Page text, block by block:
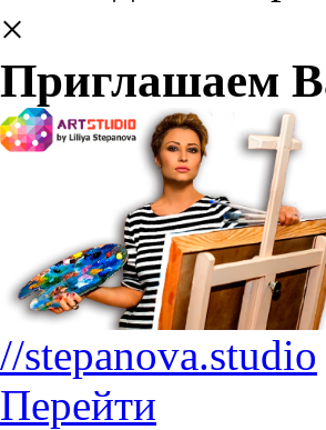
×
Приглашаем
//stepanova.studio
Перейти